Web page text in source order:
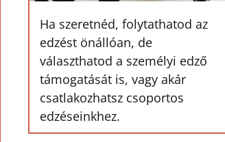
Ha szeretnéd, folytathatod az
edzést önállóan, de
választhatod a személyi edző
támogatását is, vagy akár
csatlakozhatsz csoportos
edzéseinkhez.